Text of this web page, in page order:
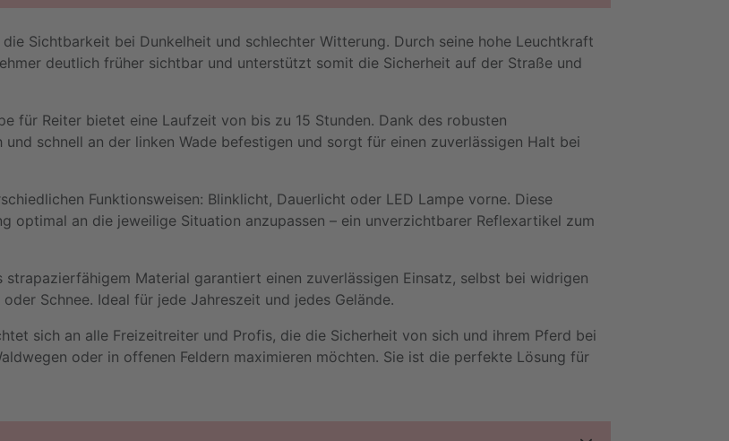
Sichtbarkeit bei Dunkelheit und schlechter Witterung. Durch seine hohe Leuchtkraft
deutlich früher sichtbar und unterstützt somit die Sicherheit auf der Straße und
für Reiter bietet eine Laufzeit von bis zu 15 Stunden. Dank des robusten
schnell an der linken Wade befestigen und sorgt für einen zuverlässigen Halt bei
Funktionsweisen: Blinklicht, Dauerlicht oder LED Lampe vorne. Diese
optimal an die jeweilige Situation anzupassen – ein unverzichtbarer Reflexartikel zum
strapazierfähigem Material garantiert einen zuverlässigen Einsatz, selbst bei widrigen
Schnee. Ideal für jede Jahreszeit und jedes Gelände.
sich an alle Freizeitreiter und Profis, die die Sicherheit von sich und ihrem Pferd bei
oder in offenen Feldern maximieren möchten. Sie ist die perfekte Lösung für